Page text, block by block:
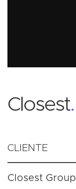
Closest.
CLIENTE
Closest Group